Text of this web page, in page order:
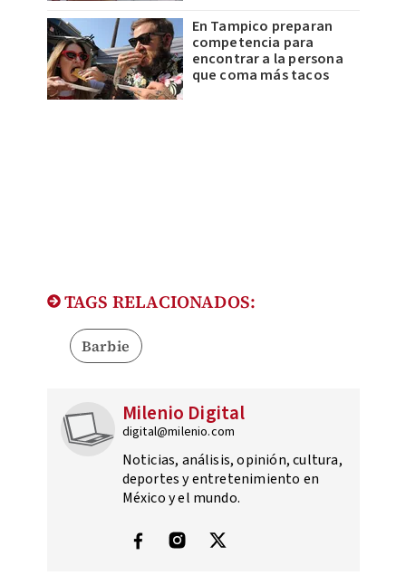
En Tampico preparan
competencia para
encontrar a la persona
que coma más tacos
TAGS RELACIONADOS:
Barbie
Milenio Digital
digital@milenio.com
Noticias, análisis, opinión, cultura,
deportes y entretenimiento en
México y el mundo.